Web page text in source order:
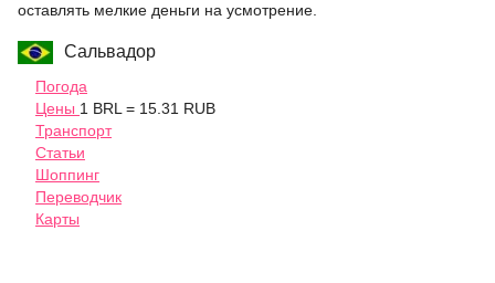
оставлять мелкие деньги на усмотрение.
Сальвадор
Погода
Цены 1 BRL = 15.31 RUB
Транспорт
Статьи
Шоппинг
Переводчик
Карты